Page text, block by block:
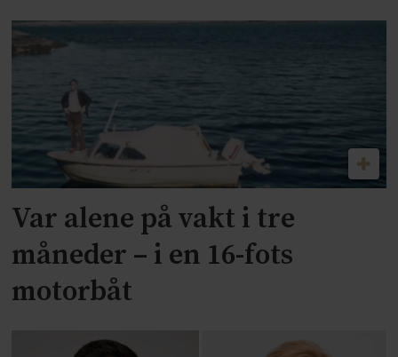
Var alene på vakt i tre
måneder – i en 16-fots
motorbåt